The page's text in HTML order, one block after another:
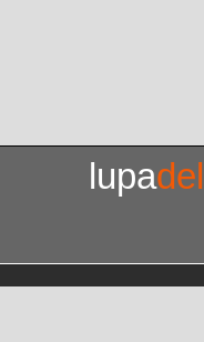
lupadel